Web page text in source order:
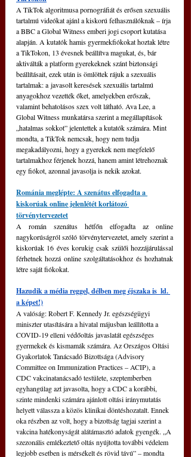
A TikTok algoritmusa pornográfiát és erősen szexuális
tartalmú videókat ajánl a kiskorú felhasználóknak – írja
a BBC a Global Witness emberi jogi csoport kutatása
alapján. A kutatók hamis gyermekfiókokat hoztak létre
a TikTokon, 13 évesnek beállítva magukat, és, bár
aktiválták a platform gyerekeknek szánt biztonsági
beállításait, ezek után is ömlöttek rájuk a szexuális
tartalmak: a javasolt keresések szexuális tartalmú
anyagokhoz vezették őket, amelyekben erőszak,
valamint behatolásos szex volt látható. Ava Lee, a
Global Witness munkatársa szerint a megállapítások
„hatalmas sokkot” jelentettek a kutatók számára. Mint
mondta, a TikTok nemcsak, hogy nem tudja
megakadályozni, hogy a gyerekek nem megfelelő
tartalmakhoz férjenek hozzá, hanem amint létrehoznak
egy fiókot, azonnal javasolja is nekik azokat.
Románia meglépte: A szenátus elfogadta a
kiskorúak online jelenlétét korlátozó
törvénytervezetet
A román szenátus hétfőn elfogadta az online
nagykorúságról szóló törvénytervezetet, amely szerint a
kiskorúak 16 éves korukig csak szülői hozzájárulással
férhetnek hozzá online szolgáltatásokhoz és hozhatnak
létre saját fiókokat.
Hazudik a média reggel, délben meg éjszaka is  ld.
a képet!)
A valóság: Robert F. Kennedy Jr. egészségügyi
miniszter utasítására a hivatal májusban leállította a
COVID-19 elleni védőoltás javaslatát egészséges
gyermekek és kismamák számára. Az Országos Oltási
Gyakorlatok Tanácsadó Bizottsága (Advisory
Committee on Immunization Practices – ACIP), a
CDC vakcinatanácsadó testülete, szeptemberben
egyhangúlag azt javasolta, hogy a CDC a korábbi,
szinte mindenki számára ajánlott oltási iránymutatás
helyett válassza a közös klinikai döntéshozatalt. Ennek
oka részben az volt, hogy a bizottság tagjai szerint a
vakcina hatékonyságát alátámasztó adatok gyengék. „A
szezonális emlékeztető oltás nyújtotta további védelem
legjobb esetben is mérsékelt és rövid távú” – mondta